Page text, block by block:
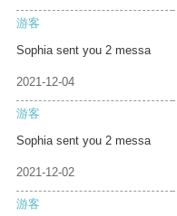
游客
Sophia sent you 2 messa
2021-12-04
游客
Sophia sent you 2 messa
2021-12-02
游客